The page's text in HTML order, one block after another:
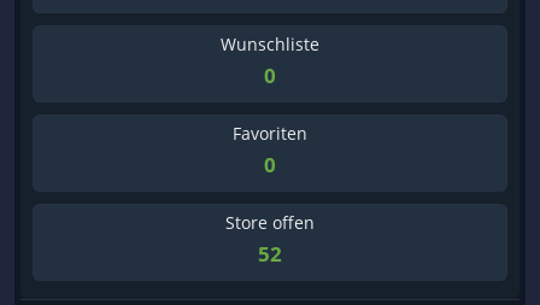
Wunschliste
0
Favoriten
0
Store offen
52